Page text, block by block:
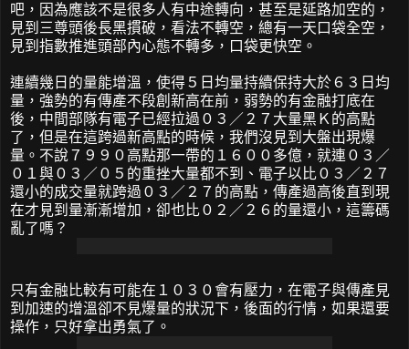
吧，因為應該不是很多人有中途轉向，甚至是延路加空的，
見到三尊頭後長黑摜破，看法不轉空，總有一天口袋全空，
見到指數推進頭部內心態不轉多，口袋更快空。
連續幾日的量能增溫，使得５日均量持續保持大於６３日均
量，強勢的有傳產不段創新高在前，弱勢的有金融打底在
後，中間部隊有電子已經拉過０３／２７大量黑Ｋ的高點
了，但是在這跨過新高點的時候，我們沒見到大盤出現爆
量。不說７９９０高點那一帶的１６００多億，就連０３／
０１與０３／０５的重挫大量都不到、電子以比０３／２７
還小的成交量就跨過０３／２７的高點，傳產過高後直到現
在才見到量漸漸增加，卻也比０２／２６的量還小，這籌碼
亂了嗎？
只有金融比較有可能在１０３０會有壓力，在電子與傳產見
到加速的增溫卻不見爆量的狀況下，後面的行情，如果還要
操作，只好拿出勇氣了。